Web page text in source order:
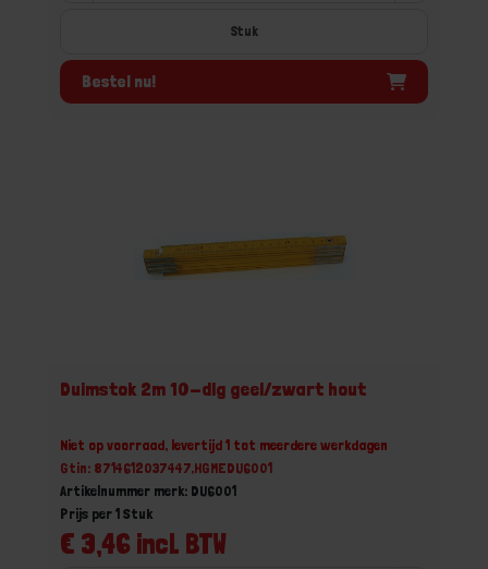
Stuk
Bestel nu!
Duimstok 2m 10-dlg geel/zwart hout
Niet op voorraad, levertijd 1 tot meerdere werkdagen
Gtin: 8714612037447,HGMEDU6001
Artikelnummer merk: DU6001
€ 3,46 incl. BTW
Prijs per 1 Stuk